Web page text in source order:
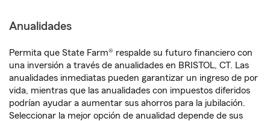
Anualidades
Permita que State Farm® respalde su futuro financiero con
una inversión a través de anualidades en BRISTOL, CT. Las
anualidades inmediatas pueden garantizar un ingreso de por
vida, mientras que las anualidades con impuestos diferidos
podrían ayudar a aumentar sus ahorros para la jubilación.
Seleccionar la mejor opción de anualidad depende de sus